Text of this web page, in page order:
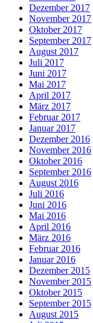
Dezember 2017
November 2017
Oktober 2017
September 2017
August 2017
Juli 2017
Juni 2017
Mai 2017
April 2017
März 2017
Februar 2017
Januar 2017
Dezember 2016
November 2016
Oktober 2016
September 2016
August 2016
Juli 2016
Juni 2016
Mai 2016
April 2016
März 2016
Februar 2016
Januar 2016
Dezember 2015
November 2015
Oktober 2015
September 2015
August 2015